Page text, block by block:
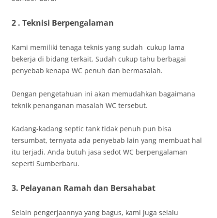
2 . Teknisi Berpengalaman
Kami memiliki tenaga teknis yang sudah cukup lama
bekerja di bidang terkait. Sudah cukup tahu berbagai
penyebab kenapa WC penuh dan bermasalah.
Dengan pengetahuan ini akan memudahkan bagaimana
teknik penanganan masalah WC tersebut.
Kadang-kadang septic tank tidak penuh pun bisa
tersumbat, ternyata ada penyebab lain yang membuat hal
itu terjadi. Anda butuh jasa sedot WC berpengalaman
seperti Sumberbaru.
3. Pelayanan Ramah dan Bersahabat
Selain pengerjaannya yang bagus, kami juga selalu